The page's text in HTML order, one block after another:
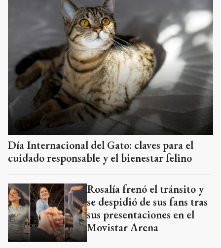
Día Internacional del Gato: claves para el
cuidado responsable y el bienestar felino
Rosalía frenó el tránsito y
se despidió de sus fans tras
sus presentaciones en el
Movistar Arena